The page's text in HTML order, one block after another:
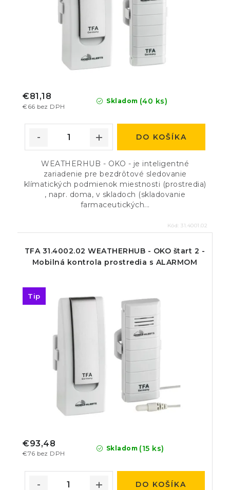
Skladom (40 ks)
€66 bez DPH
€81,18
DO KOŠÍKA
WEATHERHUB - OKO - je inteligentné
zariadenie pre bezdrôtové sledovanie
klímatických podmienok miestnosti (prostredia)
, napr. doma, v skladoch (skladovanie
farmaceutických...
Kód: 31.4001.02
TFA 31.4002.02 WEATHERHUB - OKO štart 2 -
Mobilná kontrola prostredia s ALARMOM
Tip
Skladom (15 ks)
€76 bez DPH
€93,48
DO KOŠÍKA